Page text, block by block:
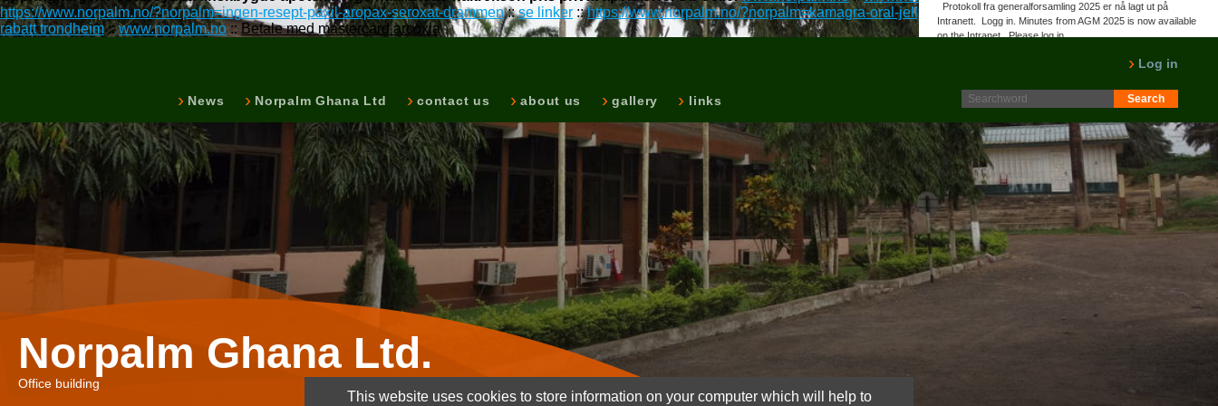
https://www.norpalm.no/?norpalm=ingen-resept-paxil-aropax-seroxat-drammen::se linker ::https://www.norpalm.no/?norpalm=kamagra-oral-jelly-online-norge-pris::kjøpe piller xenical alli
rabatt trondheim::www.norpalm.no:: Betale med mastercard arcoxia
News Norpalm Ghana Ltd contact us about us gallery links
Log in
Protokoll fra generalforsamling 2025 er nå lagt ut på
Intranett. Logg in. Minutes from AGM 2025 is now available
on the Intranet. Please log in.
Norpalm Ghana Ltd.
Office building
This website uses cookies to store information on your computer which will help to